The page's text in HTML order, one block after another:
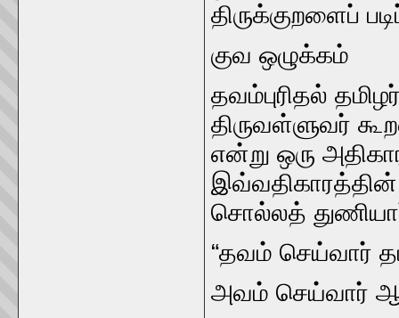
திருக்குறளைப்‌
குவ ஒழுக்கம்‌
தவம்புரிதல்‌
திருவள்ளுவர்‌
என்று ஒரு
சொல்லத்‌
“தவம்‌ செய்வார்‌
அவம்‌ செய்வார்‌